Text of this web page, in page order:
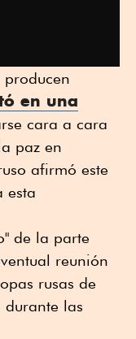
producen
en una
cara a cara
paz en
afirmó este
esta
de la parte
reunión
rusas de
las